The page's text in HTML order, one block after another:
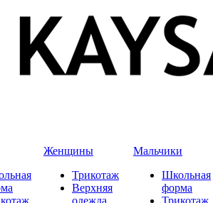
Женщины
Трикотаж
Верхняя
одежда
Мальчики
Школьная
форма
Трикотаж